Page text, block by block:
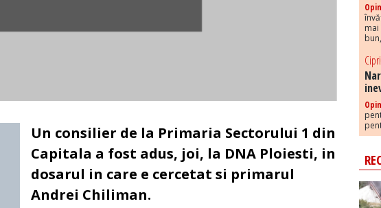
Un consilier de la Primaria Sectorului 1 din
Capitala a fost adus, joi, la DNA Ploiesti, in
dosarul in care e cercetat si primarul
Andrei Chiliman.